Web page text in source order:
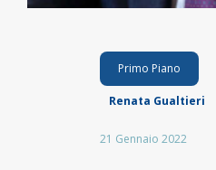
Primo Piano
Renata Gualtieri
21 Gennaio 2022